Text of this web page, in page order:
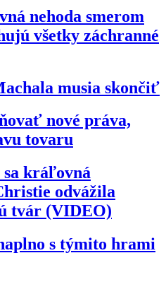
nehoda smerom
všetky záchranné
musia skončiť
nové práva,
tovaru
sa kráľovná
odvážila
tvár (VIDEO)
s týmito hrami